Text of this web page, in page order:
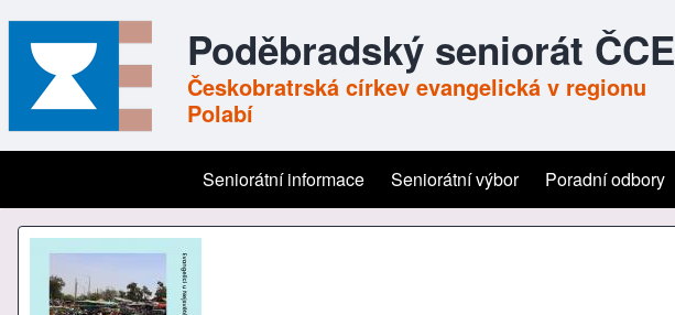
Poděbradský seniorát ČCE
Českobratrská církev evangelická v regionu
Polabí
Main navigation
Seniorátní informace Seniorátní výbor Poradní odbory